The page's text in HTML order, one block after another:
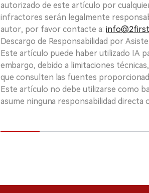
autorizado de este artículo por
infractores serán legalmente
autor, por favor contacte a:
Descargo de Responsabilidad por
Este artículo puede haber utilizado IA
embargo, debido a limitaciones
que consulten las fuentes
Este artículo no debe utilizarse como
asume ninguna responsabilidad